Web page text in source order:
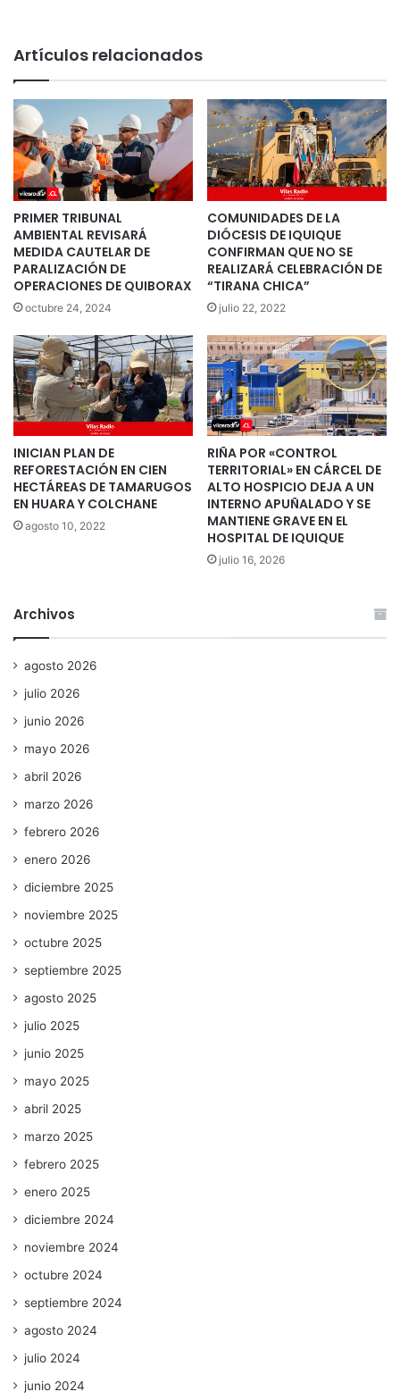
Artículos relacionados
PRIMER TRIBUNAL
AMBIENTAL REVISARÁ
MEDIDA CAUTELAR DE
PARALIZACIÓN DE
OPERACIONES DE QUIBORAX
octubre 24, 2024
COMUNIDADES DE LA
DIÓCESIS DE IQUIQUE
CONFIRMAN QUE NO SE
REALIZARÁ CELEBRACIÓN DE
“TIRANA CHICA”
julio 22, 2022
INICIAN PLAN DE
REFORESTACIÓN EN CIEN
HECTÁREAS DE TAMARUGOS
EN HUARA Y COLCHANE
agosto 10, 2022
RIÑA POR «CONTROL
TERRITORIAL» EN CÁRCEL DE
ALTO HOSPICIO DEJA A UN
INTERNO APUÑALADO Y SE
MANTIENE GRAVE EN EL
HOSPITAL DE IQUIQUE
julio 16, 2026
Archivos
agosto 2026
julio 2026
junio 2026
mayo 2026
abril 2026
marzo 2026
febrero 2026
enero 2026
diciembre 2025
noviembre 2025
octubre 2025
septiembre 2025
agosto 2025
julio 2025
junio 2025
mayo 2025
abril 2025
marzo 2025
febrero 2025
enero 2025
diciembre 2024
noviembre 2024
octubre 2024
septiembre 2024
agosto 2024
julio 2024
junio 2024